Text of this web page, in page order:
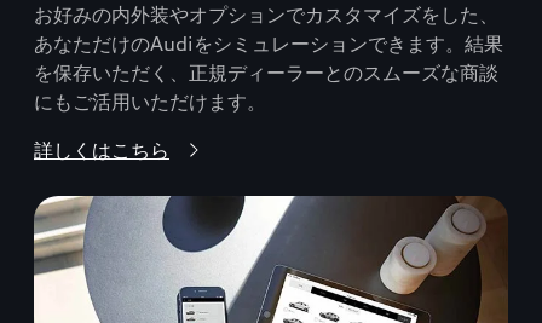
お好みの内外装やオプションでカスタマイズをした、
あなただけのAudiをシミュレーションできます。結果
を保存いただく、正規ディーラーとのスムーズな商談
にもご活用いただけます。
詳しくはこちら